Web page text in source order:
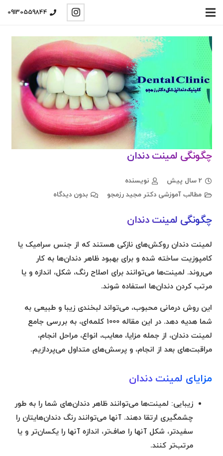
09130559844
چگونگی لمینت دندان
2 سال پیش
نویسنده
مطالب آموزشی دکتر مجید رزمجو
بدون دیدگاه
چگونگی لمینت دندان
لمینت دندان روکش‌های نازکی هستند که از جنس سرامیک یا
کامپوزیت ساخته شده و برای بهبود ظاهر دندان‌ها به کار
می‌روند. لمینت‌ها می‌توانند برای اصلاح رنگ، شکل، اندازه و یا
مرتب کردن دندان‌ها استفاده شوند.
این روش درمانی محبوب، می‌تواند لبخندی زیبا و طبیعی به
شما هدیه دهد. در این مقاله 1000 کلمه‌ای، به بررسی جامع
لمینت دندان، از جمله مزایا، معایب، انواع، مراحل انجام،
مراقبت‌های بعد از انجام، و پرسش‌های متداول می‌پردازیم.
مزایای لمینت دندان
زیبایی: لمینت‌ها می‌توانند ظاهر دندان‌های شما را به طور
چشمگیری ارتقا دهند. آنها می‌توانند رنگ دندان‌هایتان را
سفیدتر، شکل آنها را صاف‌تر، اندازه آنها را یکسان‌تر و یا
مرتب‌تر کنند.